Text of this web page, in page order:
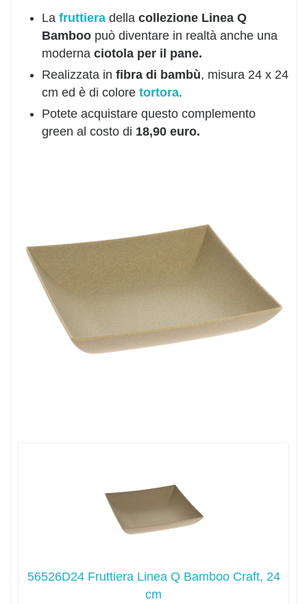
La fruttiera della collezione Linea Q
Bamboo può diventare in realtà anche una
moderna ciotola per il pane.
Realizzata in fibra di bambù, misura 24 x 24
cm ed è di colore tortora.
Potete acquistare questo complemento
green al costo di 18,90 euro.
56526D24 Fruttiera Linea Q Bamboo Craft, 24
cm